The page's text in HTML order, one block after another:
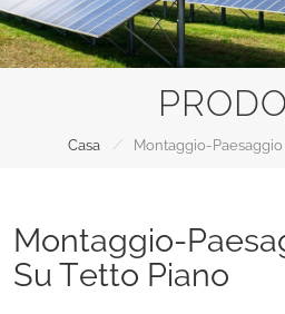
Casa / Montaggio-
Montaggio-
Su Tetto Piano